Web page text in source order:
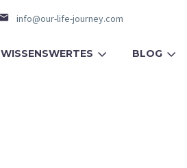
info@our-life-journey.com
WISSENSWERTES BLOG